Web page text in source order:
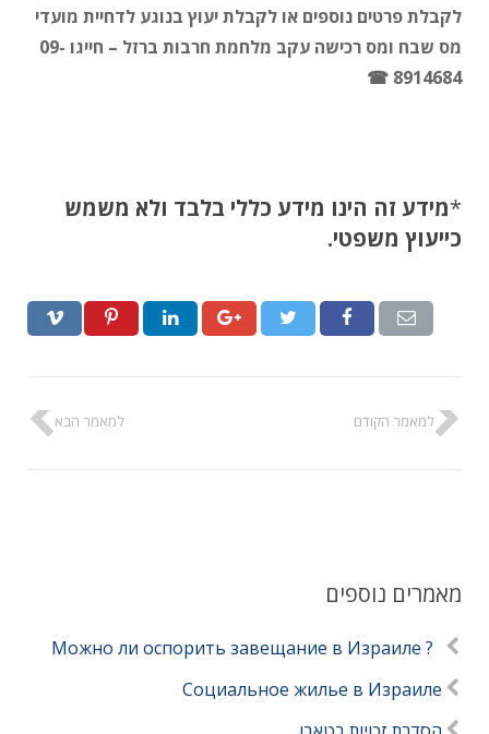
לקבלת פרטים נוספים או לקבלת יעוץ בנוגע לדחיית מועדי
מס שבח ומס רכישה עקב מלחמת חרבות ברזל – חייגו 09-
8914684 ☎
*מידע זה הינו מידע כללי בלבד ולא משמש
כייעוץ משפטי.
למאמר הקודם למאמר הבא
מאמרים נוספים
? Можно ли оспорить завещание в Израиле
Социальное жилье в Израиле